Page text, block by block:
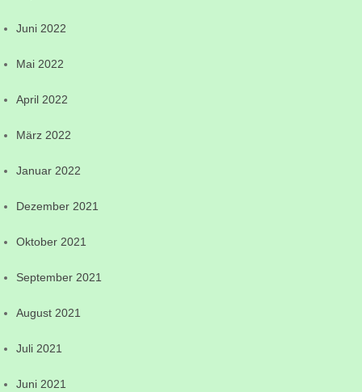
Juni 2022
Mai 2022
April 2022
März 2022
Januar 2022
Dezember 2021
Oktober 2021
September 2021
August 2021
Juli 2021
Juni 2021